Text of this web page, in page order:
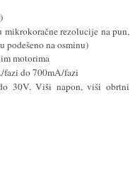
rezolucije na pun,
podešeno na osminu)
motorima
fazi do 700mA/fazi
30V. Viši napon, viši obrtni